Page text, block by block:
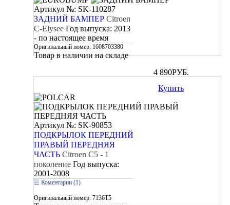
Артикул №: SK-110287
ЗАДНИЙ БАМПЕР Citroen
C-Elysee Год выпуска: 2013
- по настоящее время
Оригинальный номер: 1608703380
Товар в наличии на складе
4 890РУБ.
Купить
Артикул №: SK-90853
ПОДКРЫЛОК ПЕРЕДНИЙ
ПРАВЫЙ ПЕРЕДНЯЯ
ЧАСТЬ Citroen C5 - 1
поколение Год выпуска:
2001-2008
Коментарии (1)
Оригинальный номер: 7136T5